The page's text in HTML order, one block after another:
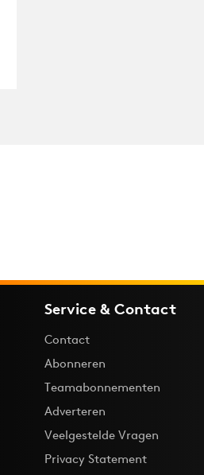
Service & Contact
Contact
Abonneren
Teamabonnementen
Adverteren
Veelgestelde Vragen
Privacy Statement